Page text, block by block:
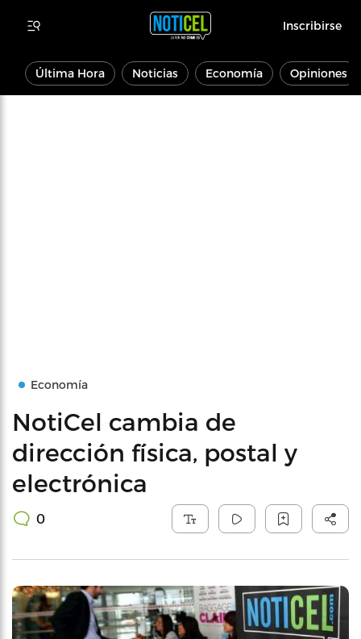
Inscribirse
Última Hora Noticias Economía Opiniones
Economía
NotiCel cambia de
dirección física, postal y
electrónica
0